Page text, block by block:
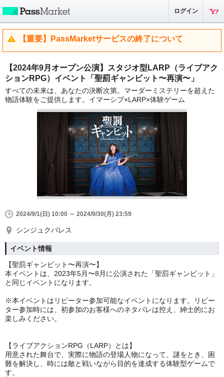
ログイン
【重要】PassMarketサービスの終了について
【2024年9月オープン公演】スタジオ型LARP（ライブアク
ションRPG）イベント「聖罰ギャンビット〜再演〜」
すべての未来は、あなたの決断次第。マーダーミステリーを超えた
物語体験をご提供します。イマーシブ×LARP×体験ゲーム
2024/9/1(日) 10:00 ～ 2024/9/30(月) 23:59
シンジュクパレス
イベント情報
【聖罰ギャンビット〜再演〜】
本イベントは、2023年5月〜8月に公演された「聖罰ギャンビット」
と同じイベントになります。
※本イベントはリピーター参加可能なイベントになります。リピー
ター参加時には、初参加のお客様へのネタバレは控え、紳士的にお
楽しみください。
【ライブアクションRPG（LARP）とは】
用意された舞台で、実際に物語の登場人物になって、謎をとき、困
難を解決し、時には敵と戦いながら目的を達成する体験型ゲームで
す。